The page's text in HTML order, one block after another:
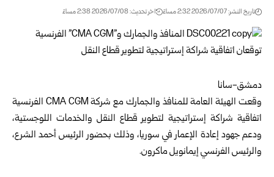
تاريخ النشر: 2026/07/07 2:32 مساءً اخر تحديث: 2026/07/08 2:38 مساءً
دمشق-سانا‏
وقعت الهيئة العامة للمنافذ والجمارك
مع شركة ‏CMA CGM‏ الفرنسية
‏اتفاقية شراكة إستراتيجية لتطوير قطاع النقل والخدمات اللوجستية،
ودعم ‏جهود إعادة الإعمار في سوريا، وذلك بحضور الرئيس أحمد الشرع،
‏والرئيس الفرنسي إيمانويل ماكرون.‏